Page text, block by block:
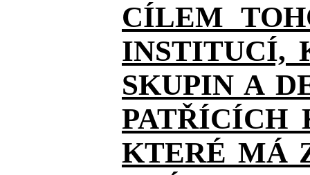
CÍLEM
INSTITUCÍ,
SKUPIN A
PATŘÍCÍCH
KTERÉ MÁ